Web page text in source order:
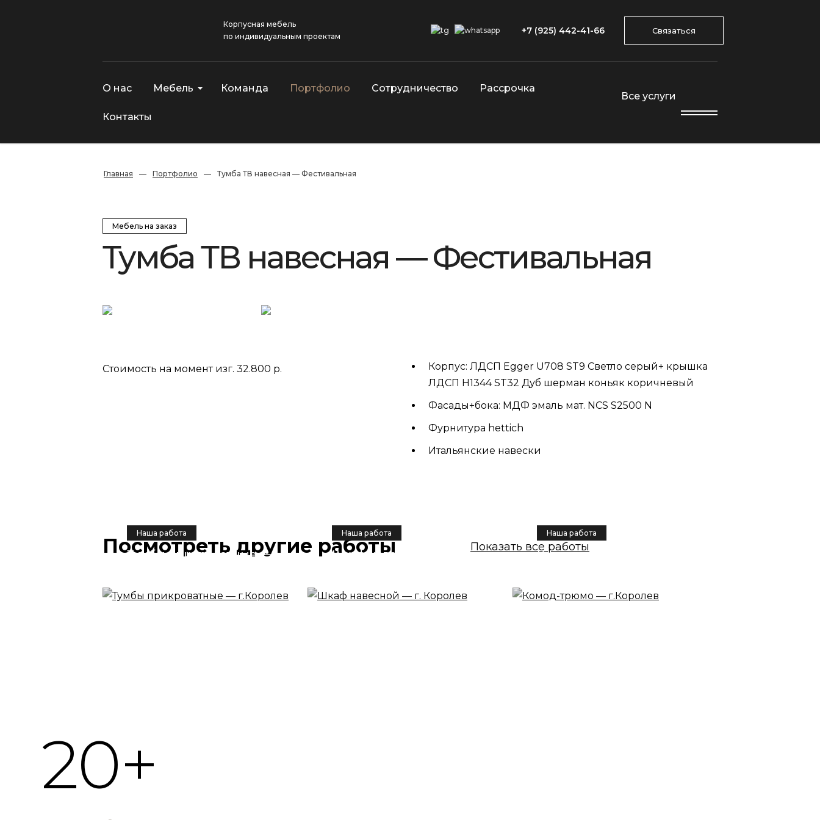
Корпусная мебель
по индивидуальным проектам
+7 (925) 442-41-66 Связаться
О нас Мебель Команда Портфолио Сотрудничество Рассрочка
Контакты
Все услуги
Главная — Портфолио — Тумба ТВ навесная — Фестивальная
Мебель на заказ
Тумба ТВ навесная — Фестивальная
Стоимость на момент изг. 32.800 р.
Корпус: ЛДСП Egger U708 ST9 Светло серый+ крышка
ЛДСП H1344 ST32 Дуб шерман коньяк коричневый
Фасады+бока: МДФ эмаль мат. NCS S2500 N
Фурнитура hettich
Итальянские навески
Посмотреть другие работы Показать все работы
Наша работа
Тумбы прикроватные —
Наша работа
Шкаф навесной — г.
Наша работа
Комод-трюмо —
20+